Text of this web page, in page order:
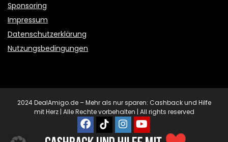
Sponsoring
Impressum
Datenschutzerklärung
Nutzungsbedingungen
2024 DealAmigo.de – Mehr als nur sparen: Cashback und Hilfe
mit Herz | Alle Rechte vorbehalten | All rights reserved